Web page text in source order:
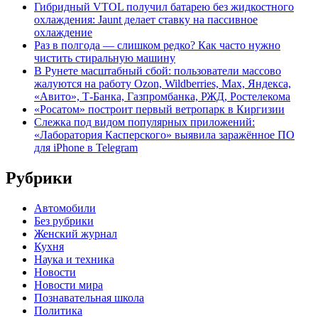
Гибридный VTOL получил батарею без жидкостного
охлаждения: Jaunt делает ставку на пассивное
охлаждение
Раз в полгода — слишком редко? Как часто нужно
чистить стиральную машину
В Рунете масштабный сбой: пользователи массово
жалуются на работу Ozon, Wildberries, Max, Яндекса,
«Авито», Т-Банка, Газпромбанка, РЖД, Ростелекома
«Росатом» построит первый ветропарк в Киргизии
Слежка под видом популярных приложений:
«Лаборатория Касперского» выявила заражённое ПО
для iPhone в Telegram
Рубрики
Автомобили
Без рубрики
Женский журнал
Кухня
Наука и техника
Новости
Новости мира
Познавательная школа
Политика